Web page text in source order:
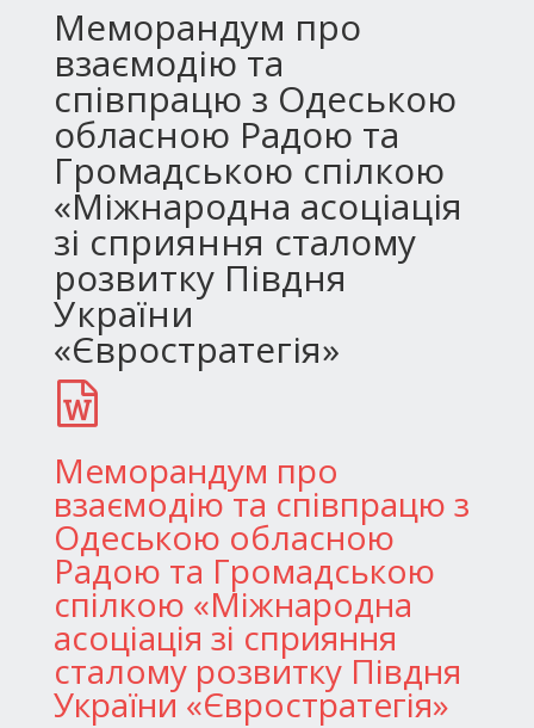
Меморандум про
взаємодію та
співпрацю з Одеською
обласною Радою та
Громадською спілкою
«Міжнародна асоціація
зі сприяння сталому
розвитку Півдня
України
«Євростратегія»
Меморандум про
взаємодію та співпрацю з
Одеською обласною
Радою та Громадською
спілкою «Міжнародна
асоціація зі сприяння
сталому розвитку Півдня
України «Євростратегія»